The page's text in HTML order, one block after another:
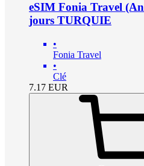
eSIM Fonia Travel
jours TURQUIE
•
Fonia Travel
•
Clé
7.17 EUR